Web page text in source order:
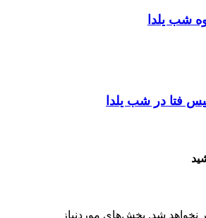
شب یلدا
فتا در شب یلدا
نخواهد شد. بخش‌های موردنیاز